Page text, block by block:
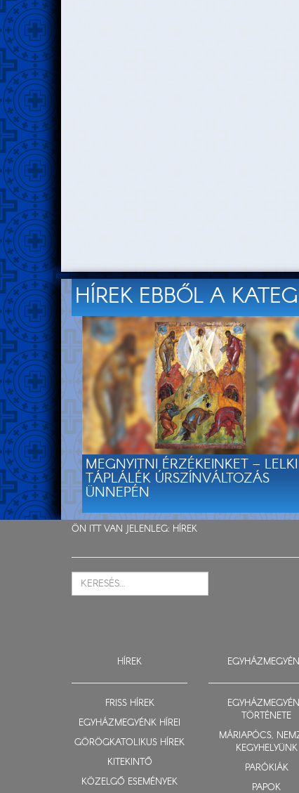
HÍREK EBBŐL A
MEGNYITNI ÉRZÉKEINKET – LELKI
TÁPLÁLÉK ÚRSZÍNVÁLTOZÁS
ÜNNEPÉN
ÖN ITT VAN JELENLEG: HÍREK
HÍREK
FRISS HÍREK
EGYHÁZMEGYÉNK HÍREI
GÖRÖGKATOLIKUS HÍREK
KITEKINTŐ
KÖZELGŐ ESEMÉNYEK
TÖRTÉNETE
MÁRIAPÓCS,
KEGYHELYÜNK
PARÓKIÁK
PAPOK